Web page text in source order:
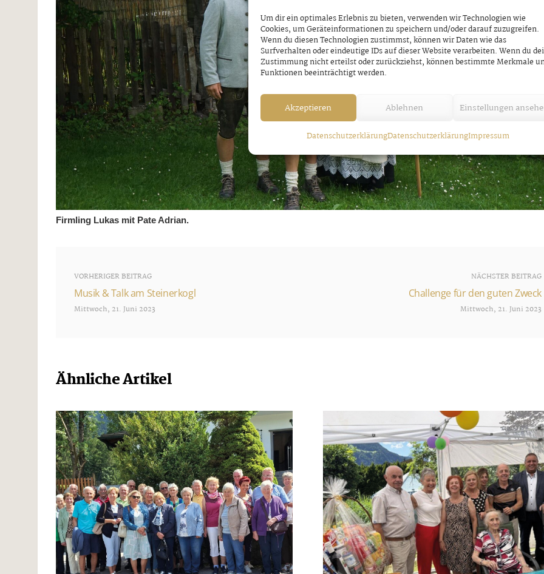
Um dir ein optimales Erlebnis zu bieten, verwenden wir Technologien wie
Cookies, um Geräteinformationen zu speichern und/oder darauf zuzugreifen.
Wenn du diesen Technologien zustimmst, können wir Daten wie das
Surfverhalten oder eindeutige IDs auf dieser Website verarbeiten. Wenn du
Zustimmung nicht erteilst oder zurückziehst, können bestimmte Merkmale
Funktionen beeinträchtigt werden.
Akzeptieren Ablehnen Einstellungen
DatenschutzerklärungDatenschutzerklärungImpressum
Firmling Lukas mit Pate Adrian.
VORHERIGER BEITRAG
Musik & Talk am Steinerkogl
Mittwoch, 21. Juni 2023
NÄCHSTER BEITRAG
Challenge für den guten Zweck
Mittwoch, 21. Juni 2023
Ähnliche Artikel